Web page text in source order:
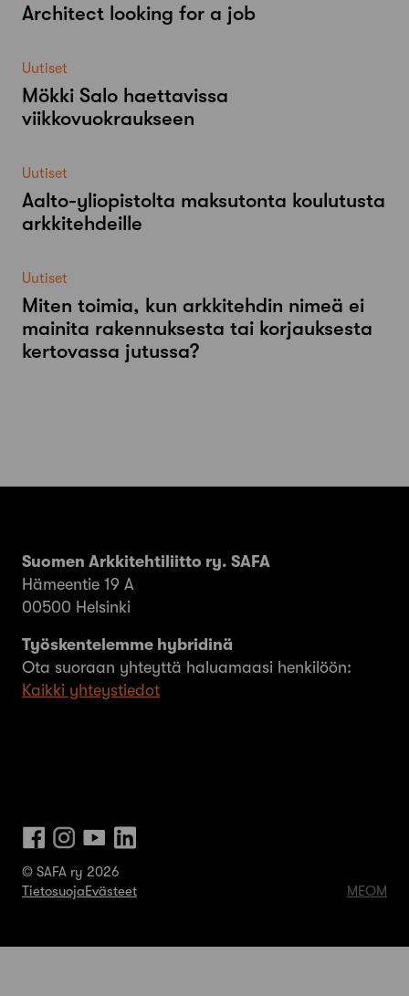
Architect looking for a job
Uutiset
Mökki Salo haettavissa
viikkovuokraukseen
Uutiset
Aalto-​yliopistolta maksutonta koulutusta
arkkitehdeille
Uutiset
Miten toimia, kun arkkitehdin nimeä ei
mainita rakennuksesta tai korjauksesta
kertovassa jutussa?
Suomen Arkkitehtiliitto ry. SAFA
Hämeentie 19 A
00500 Helsinki
Työskentelemme hybridinä
Ota suoraan yhteyttä haluamaasi henkilöön:
Kaikki yhteystiedot
© SAFA ry 2026
TietosuojaEvästeet MEOM